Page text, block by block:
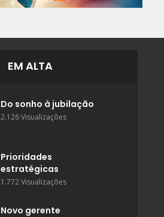
EM ALTA
Do sonho à jubilação
2.126 Visualizações
Prioridades
estratégicas
1.772 Visualizações
Novo gerente